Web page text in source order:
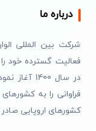
درباره ما
شرکت بین المللی
فعالیت گسترده خود را
در سال
فراوانی را به
کشورهای اروپایی صادر